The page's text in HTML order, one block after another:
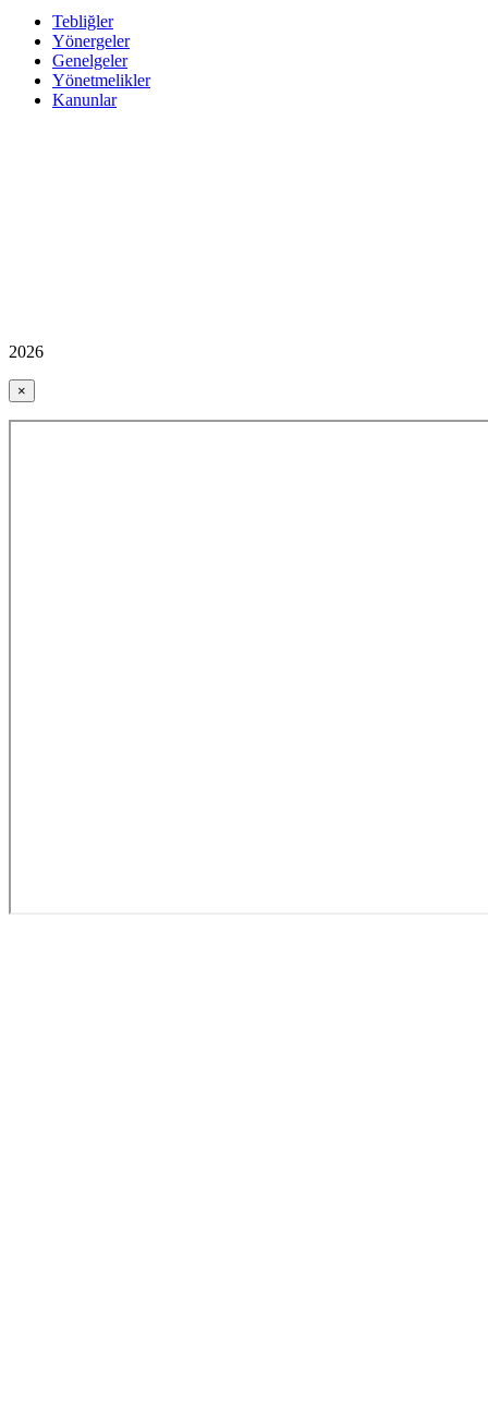
Tebliğler
Yönergeler
Genelgeler
Yönetmelikler
Kanunlar
2026
×